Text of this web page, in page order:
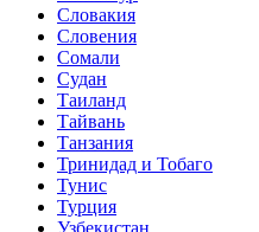
Словакия
Словения
Сомали
Судан
Таиланд
Тайвань
Танзания
Тринидад и Тобаго
Тунис
Турция
Узбекистан